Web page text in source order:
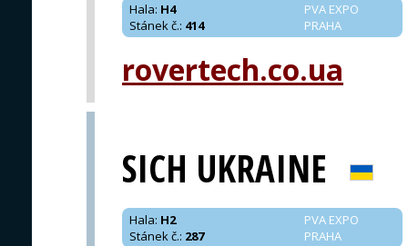
PVA EXPO
PRAHA
Hala: H4
Stánek č.: 414
rovertech.co.ua
SICH UKRAINE
PVA EXPO
PRAHA
Hala: H2
Stánek č.: 287